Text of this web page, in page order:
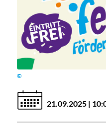
©
21.09.2025 |